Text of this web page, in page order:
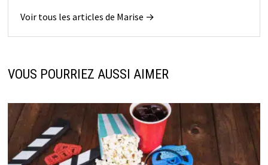
Voir tous les articles de Marise →
VOUS POURRIEZ AUSSI AIMER